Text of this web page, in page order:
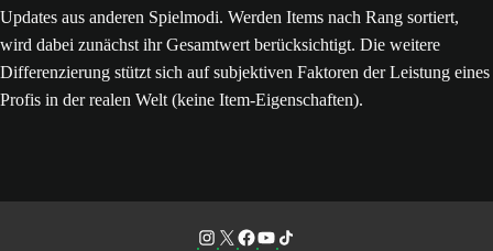
Updates aus anderen Spielmodi. Werden Items nach Rang sortiert,
wird dabei zunächst ihr Gesamtwert berücksichtigt. Die weitere
Differenzierung stützt sich auf subjektiven Faktoren der Leistung eines
Profis in der realen Welt (keine Item-Eigenschaften).